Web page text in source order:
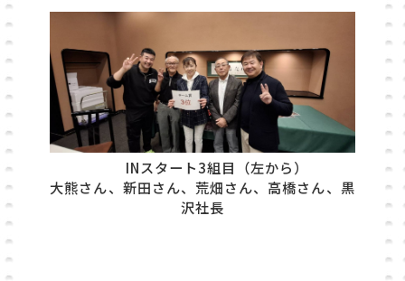
INスタート3組目（左から）
大熊さん、新田さん、荒畑さん、高橋さん、黒
沢社長